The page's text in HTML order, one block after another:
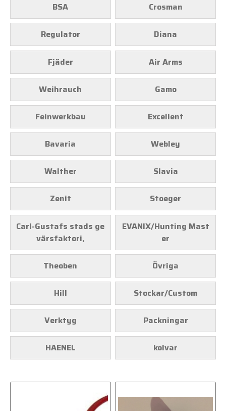
BSA Crosman
Regulator Diana
Fjäder Air Arms
Weihrauch Gamo
Feinwerkbau Excellent
Bavaria Webley
Walther Slavia
Zenit Stoeger
Carl-Gustafs stads ge
värsfaktori,
EVANIX/Hunting Mast
er
Theoben Övriga
Hill Stockar/Custom
Verktyg Packningar
HAENEL kolvar